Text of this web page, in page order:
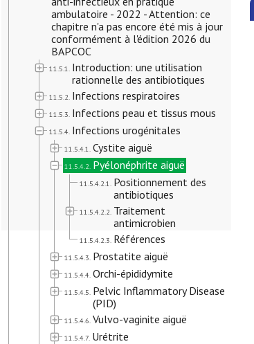
ambulatoire - 2022 - Attention: ce
chapitre n'a pas encore été mis à jour
conformément à l'édition 2026 du
BAPCOC
11.5.1. Introduction: une utilisation
rationnelle des antibiotiques
11.5.2. Infections respiratoires
11.5.3. Infections peau et tissus mous
11.5.4. Infections urogénitales
11.5.4.1. Cystite aiguë
11.5.4.2. Pyélonéphrite aiguë
11.5.4.2.1. Positionnement des
antibiotiques
11.5.4.2.2. Traitement
antimicrobien
11.5.4.2.3. Références
11.5.4.3. Prostatite aiguë
11.5.4.4. Orchi-épididymite
11.5.4.5. Pelvic Inflammatory Disease
(PID)
11.5.4.6. Vulvo-vaginite aiguë
11.5.4.7. Urétrite